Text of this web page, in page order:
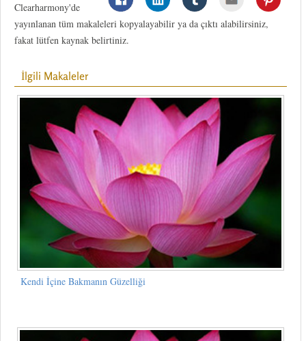
Clearharmony'de
yayınlanan tüm makaleleri kopyalayabilir ya da çıktı alabilirsiniz,
fakat lütfen kaynak belirtiniz.
İlgili Makaleler
Kendi İçine Bakmanın Güzelliği